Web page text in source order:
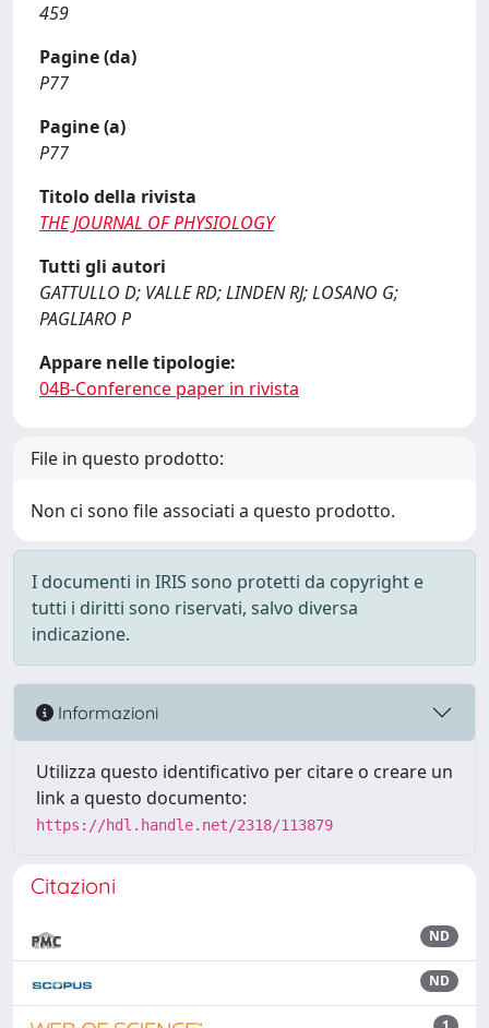
459
Pagine (da)
P77
Pagine (a)
P77
Titolo della rivista
THE JOURNAL OF PHYSIOLOGY
Tutti gli autori
GATTULLO D; VALLE RD; LINDEN RJ; LOSANO G;
PAGLIARO P
Appare nelle tipologie:
04B-Conference paper in rivista
File in questo prodotto:
Non ci sono file associati a questo prodotto.
I documenti in IRIS sono protetti da copyright e
tutti i diritti sono riservati, salvo diversa
indicazione.
Informazioni
Utilizza questo identificativo per citare o creare un
link a questo documento:
https://hdl.handle.net/2318/113879
Citazioni
ND
ND